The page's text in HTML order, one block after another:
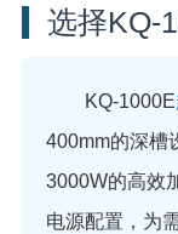
选择KQ-
KQ-1000E
400mm的深槽
3000W的高效
电源配置，为